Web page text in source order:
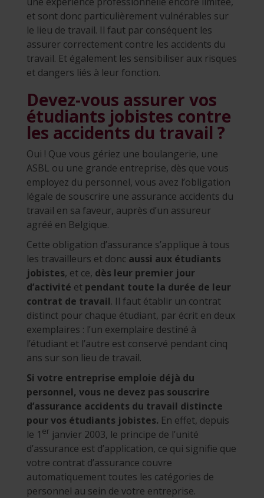
et sont donc particulièrement vulnérables sur
le lieu de travail. Il faut par conséquent les
assurer correctement contre les accidents du
travail. Et également les sensibiliser aux risques
et dangers liés à leur fonction.
Devez-vous assurer vos
étudiants jobistes contre
les accidents du travail ?
Oui ! Que vous gériez une boulangerie, une
ASBL ou une grande entreprise, dès que vous
employez du personnel, vous avez l’obligation
légale de souscrire une assurance accidents du
travail en sa faveur, auprès d’un assureur
agréé en Belgique.
Cette obligation d’assurance s’applique à tous
les travailleurs et donc aussi aux étudiants
jobistes, et ce, dès leur premier jour
d’activité et pendant toute la durée de leur
contrat de travail. Il faut établir un contrat
distinct pour chaque étudiant, par écrit en deux
exemplaires : l’un exemplaire destiné à
l’étudiant et l’autre est conservé pendant cinq
ans sur son lieu de travail.
Si votre entreprise emploie déjà du
personnel, vous ne devez pas souscrire
d’assurance accidents du travail distincte
pour vos étudiants jobistes. En effet, depuis
le 1 er janvier 2003, le principe de l’unité
d’assurance est d’application, ce qui signifie que
votre contrat d’assurance couvre
automatiquement toutes les catégories de
personnel au sein de votre entreprise.